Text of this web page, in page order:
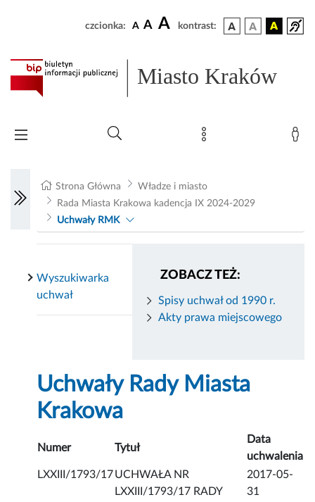
czcionka: A A A kontrast:
Miasto Kraków
Strona Główna
Władze i miasto
Rada Miasta Krakowa kadencja IX 2024-2029
Uchwały RMK
ZOBACZ TEŻ:
Spisy uchwał od 1990 r.
Akty prawa miejscowego
Wyszukiwarka
uchwał
Uchwały Rady Miasta
Krakowa
Numer Tytuł
Data
uchwalenia
LXXIII/1793/17UCHWAŁA NR
LXXIII/1793/17 RADY
2017-05-
31